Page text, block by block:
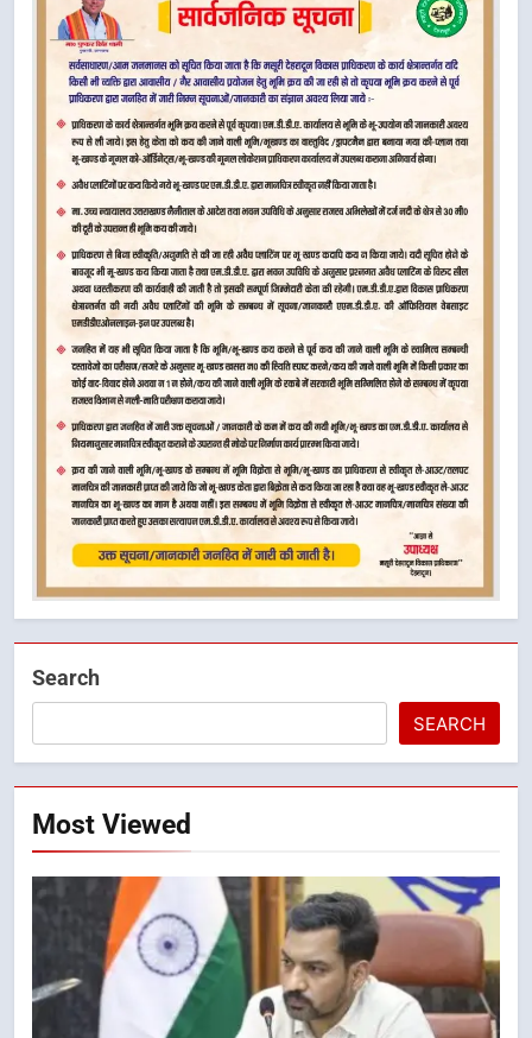
Search
SEARCH
Most Viewed